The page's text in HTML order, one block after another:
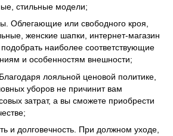
стильные модели;
Облегающие или свободного кроя,
женские шапки, интернет-магазин
наиболее соответствующие
и особенностям внешности;
лояльной ценовой политике,
уборов не причинит вам
затрат, а вы сможете приобрести
и долговечность. При должном уходе,